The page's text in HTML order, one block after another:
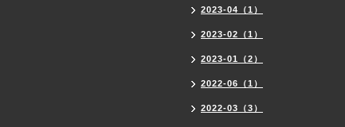
2023-04（1）
2023-02（1）
2023-01（2）
2022-06（1）
2022-03（3）